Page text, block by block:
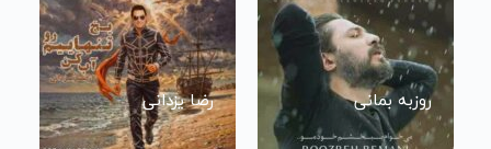
روزبه بمانی رضا یزدانی